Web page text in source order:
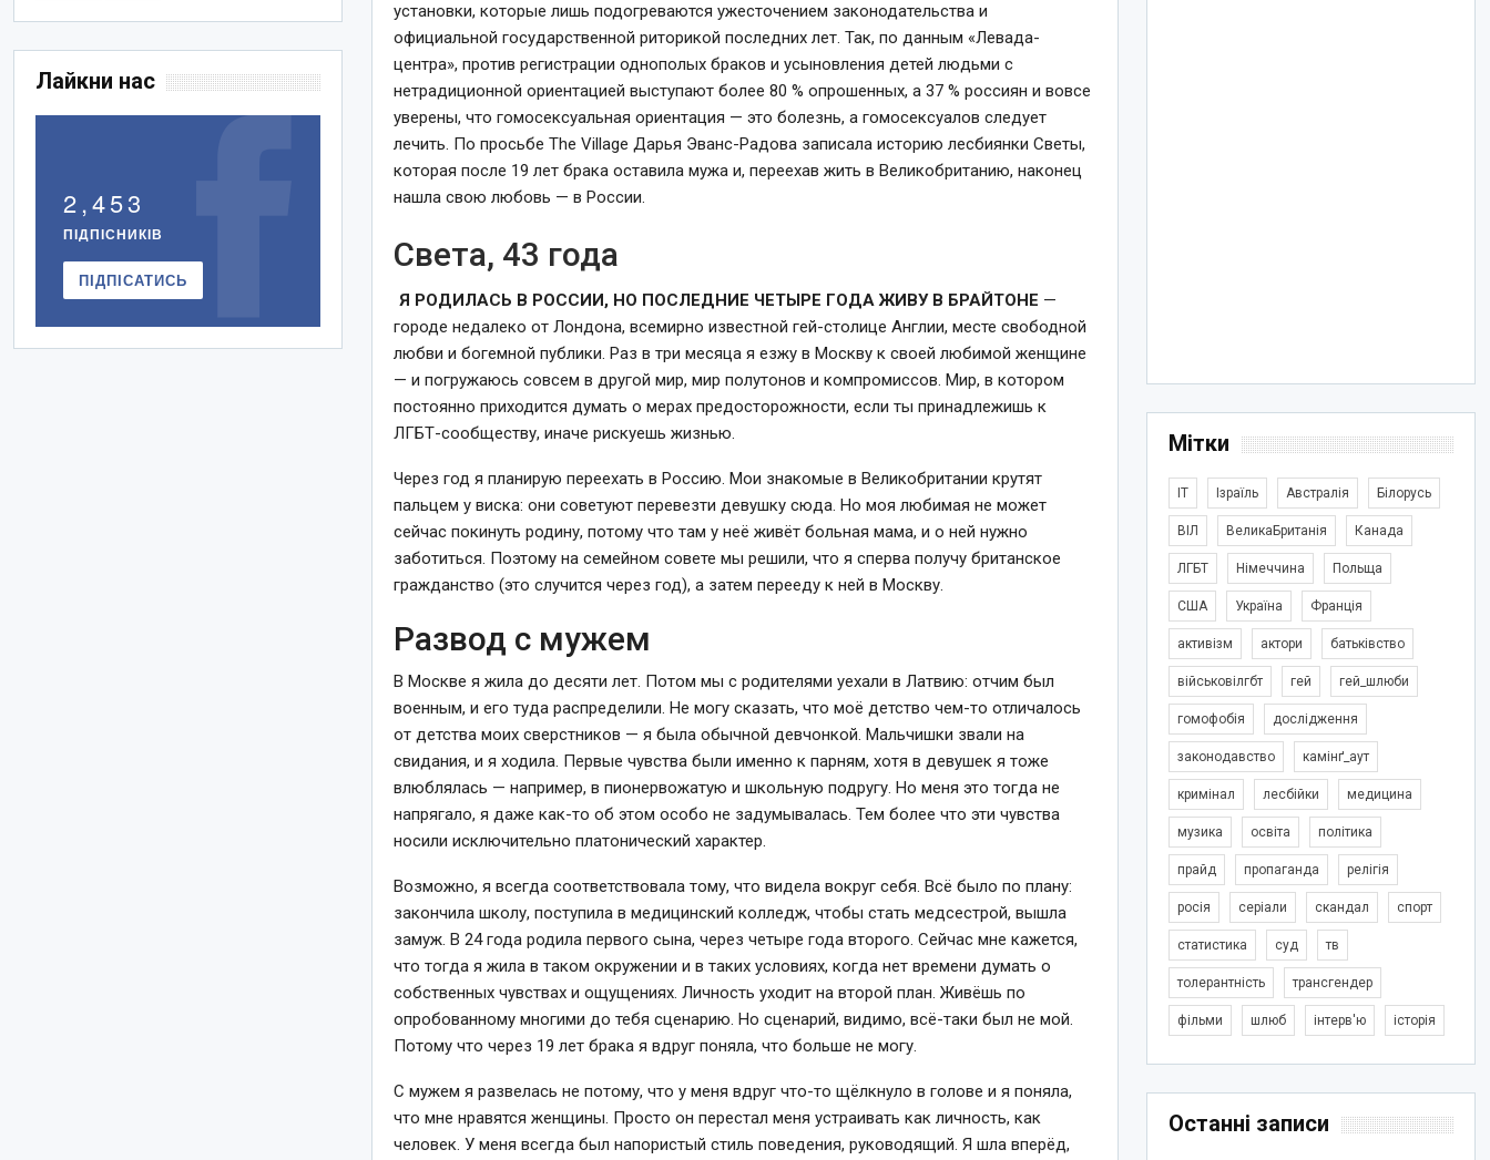
установки, которые лишь подогреваются ужесточением законодательства и
официальной государственной риторикой последних лет. Так, по данным «Левада-
центра», против регистрации однополых браков и усыновления детей людьми с
нетрадиционной ориентацией выступают более 80 % опрошенных, а 37 % россиян и вовсе
уверены, что гомосексуальная ориентация — это болезнь, а гомосексуалов следует
лечить. По просьбе The Village Дарья Эванс-Радова записала историю лесбиянки Светы,
которая после 19 лет брака оставила мужа и, переехав жить в Великобританию, наконец
нашла свою любовь — в России.
Света, 43 года
Я РОДИЛАСЬ В РОССИИ, НО ПОСЛЕДНИЕ ЧЕТЫРЕ ГОДА ЖИВУ В БРАЙТОНЕ —
городе недалеко от Лондона, всемирно известной гей-столице Англии, месте свободной
любви и богемной публики. Раз в три месяца я езжу в Москву к своей любимой женщине
— и погружаюсь совсем в другой мир, мир полутонов и компромиссов. Мир, в котором
постоянно приходится думать о мерах предосторожности, если ты принадлежишь к
ЛГБТ-сообществу, иначе рискуешь жизнью.
Через год я планирую переехать в Россию. Мои знакомые в Великобритании крутят
пальцем у виска: они советуют перевезти девушку сюда. Но моя любимая не может
сейчас покинуть родину, потому что там у неё живёт больная мама, и о ней нужно
заботиться. Поэтому на семейном совете мы решили, что я сперва получу британское
гражданство (это случится через год), а затем перееду к ней в Москву.
Развод с мужем
В Москве я жила до десяти лет. Потом мы с родителями уехали в Латвию: отчим был
военным, и его туда распределили. Не могу сказать, что моё детство чем-то отличалось
от детства моих сверстников — я была обычной девчонкой. Мальчишки звали на
свидания, и я ходила. Первые чувства были именно к парням, хотя в девушек я тоже
влюблялась — например, в пионервожатую и школьную подругу. Но меня это тогда не
напрягало, я даже как-то об этом особо не задумывалась. Тем более что эти чувства
носили исключительно платонический характер.
Возможно, я всегда соответствовала тому, что видела вокруг себя. Всё было по плану:
закончила школу, поступила в медицинский колледж, чтобы стать медсестрой, вышла
замуж. В 24 года родила первого сына, через четыре года второго. Сейчас мне кажется,
что тогда я жила в таком окружении и в таких условиях, когда нет времени думать о
собственных чувствах и ощущениях. Личность уходит на второй план. Живёшь по
опробованному многими до тебя сценарию. Но сценарий, видимо, всё-таки был не мой.
Потому что через 19 лет брака я вдруг поняла, что больше не могу.
С мужем я развелась не потому, что у меня вдруг что-то щёлкнуло в голове и я поняла,
что мне нравятся женщины. Просто он перестал меня устраивать как личность, как
человек. У меня всегда был напористый стиль поведения, руководящий. Я шла вперёд,
Мітки
IT Ізраїль Австралія Білорусь
ВІЛ ВеликаБританія Канада
ЛГБТ Німеччина Польща
США Україна Франція
активізм актори батьківство
військовілгбт гей гей_шлюби
гомофобія дослідження
законодавство камінґ_аут
кримінал лесбійки медицина
музика освіта політика
прайд пропаганда релігія
росія серіали скандал спорт
статистика суд тв
толерантність трансгендер
фільми шлюб інтерв'ю історія
Останні записи
Лайкни нас
2,453
ПІДПІСНИКІВ
ПІДПІСАТИСЬ